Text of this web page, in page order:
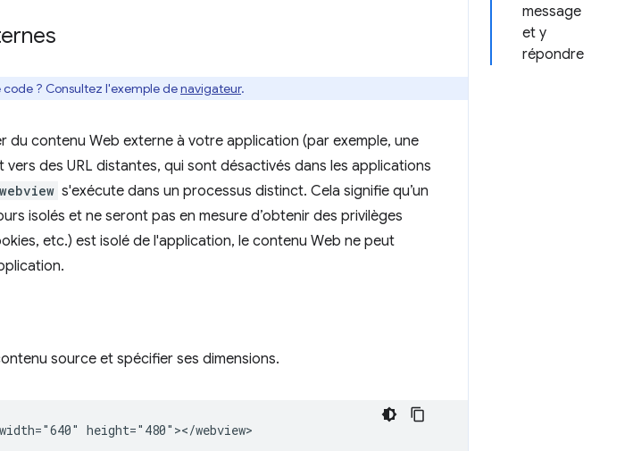
message
et y
répondre
code ? Consultez l'exemple denavigateur.
du contenu Web externe à votre application (par exemple, une
des URL distantes, qui sont désactivés dans les applications
webview s'exécute dans un processus distinct. Cela signifie qu’un
isolés et ne seront pas en mesure d’obtenir des privilèges
etc.) est isolé de l'application, le contenu Web ne peut
source et spécifier ses dimensions.